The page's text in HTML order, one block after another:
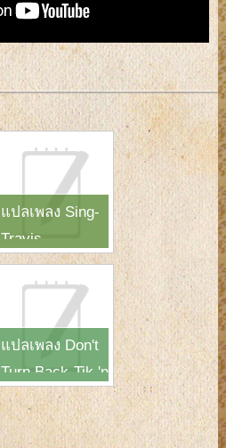
แปลเพลง Sing-
Travis
แปลเพลง Don't
Turn Back-Tik 'n
Tak